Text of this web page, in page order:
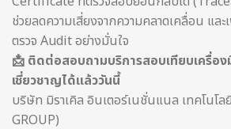
ช่วยลดความเสี่ยงจากความคลาดเคลื่อน แล
ตรวจ Audit อย่างมั่นใจ
📩 ติดต่อสอบถามบริการสอบเทียบเครื่อ
เชี่ยวชาญได้แล้ววันนี้
บริษัท มิราเคิล อินเตอร์เนชั่นแนล เทคโนโ
GROUP)